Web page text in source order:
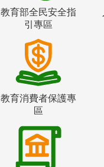
教育部全民安全指
引專區
教育消費者保護專
區